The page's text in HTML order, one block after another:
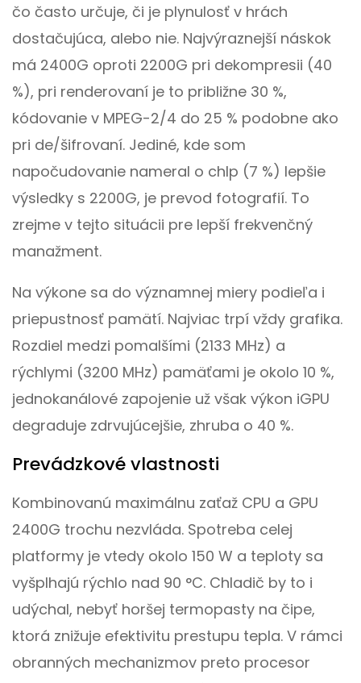
čo často určuje, či je plynulosť v hrách
dostačujúca, alebo nie. Najvýraznejší náskok
má 2400G oproti 2200G pri dekompresii (40
%), pri renderovaní je to približne 30 %,
kódovanie v MPEG-2/4 do 25 % podobne ako
pri de/šifrovaní. Jediné, kde som
napočudovanie nameral o chlp (7 %) lepšie
výsledky s 2200G, je prevod fotografií. To
zrejme v tejto situácii pre lepší frekvenčný
manažment.
Na výkone sa do významnej miery podieľa i
priepustnosť pamätí. Najviac trpí vždy grafika.
Rozdiel medzi pomalšími (2133 MHz) a
rýchlymi (3200 MHz) pamäťami je okolo 10 %,
jednokanálové zapojenie už však výkon iGPU
degraduje zdrvujúcejšie, zhruba o 40 %.
Prevádzkové vlastnosti
Kombinovanú maximálnu zaťaž CPU a GPU
2400G trochu nezvláda. Spotreba celej
platformy je vtedy okolo 150 W a teploty sa
vyšplhajú rýchlo nad 90 °C. Chladič by to i
udýchal, nebyť horšej termopasty na čipe,
ktorá znižuje efektivitu prestupu tepla. V rámci
obranných mechanizmov preto procesor